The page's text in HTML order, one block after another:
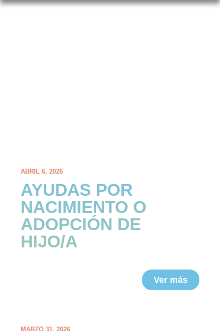
ABRIL 6, 2026
AYUDAS POR
NACIMIENTO O
ADOPCIÓN DE
HIJO/A
Ver más
MARZO 31, 2026